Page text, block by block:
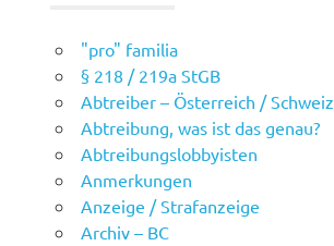
"pro" familia
§ 218 / 219a StGB
Abtreiber – Österreich / Schweiz
Abtreibung, was ist das genau?
Abtreibungslobbyisten
Anmerkungen
Anzeige / Strafanzeige
Archiv – BC